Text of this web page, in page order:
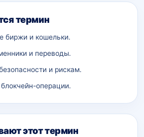
термин
биржи и кошельки.
и переводы.
и рискам.
операции.
этот термин